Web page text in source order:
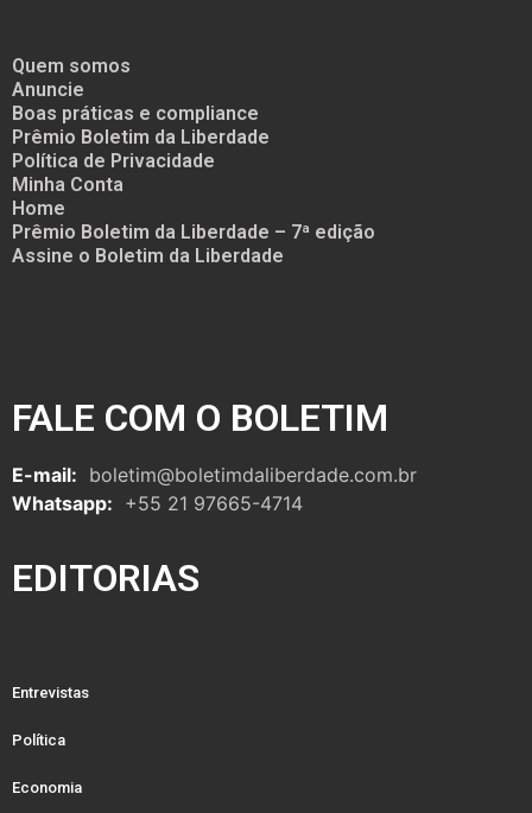
Quem somos
Anuncie
Boas práticas e compliance
Prêmio Boletim da Liberdade
Política de Privacidade
Minha Conta
Home
Prêmio Boletim da Liberdade – 7ª edição
Assine o Boletim da Liberdade
FALE COM O BOLETIM
E-mail: boletim@boletimdaliberdade.com.br
Whatsapp: +55 21 97665-4714
EDITORIAS
Entrevistas
Política
Economia